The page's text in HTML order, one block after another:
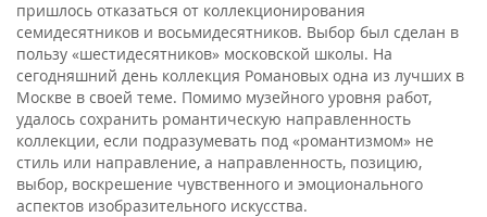
пришлось отказаться от коллекционирования
семидесятников и восьмидесятников. Выбор был сделан в
пользу «шестидесятников» московской школы. На
сегодняшний день коллекция Романовых одна из лучших в
Москве в своей теме. Помимо музейного уровня работ,
удалось сохранить романтическую направленность
коллекции, если подразумевать под «романтизмом» не
стиль или направление, а направленность, позицию,
выбор, воскрешение чувственного и эмоционального
аспектов изобразительного искусства.